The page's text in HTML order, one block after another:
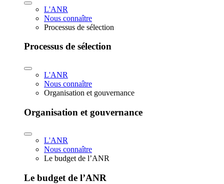
L'ANR
Nous connaître
Processus de sélection
Processus de sélection
L'ANR
Nous connaître
Organisation et gouvernance
Organisation et gouvernance
L'ANR
Nous connaître
Le budget de l’ANR
Le budget de l’ANR